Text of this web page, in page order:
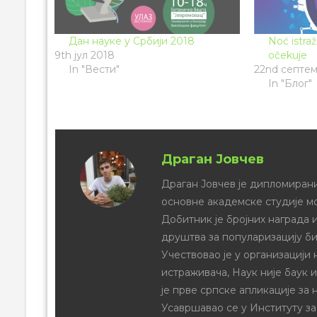
Дан науке у Србији 2018
9th јул 2018
In "Вести"
Noć
očekuje
22nd
In "Блог"
Драган Јовчев
Драган Јовчев је
основне академске студије
Добитник је бројних награда
друштва за популаризацију
Учествовао је у
истраживача, Наук није
је прве српске апликације за
Усавршавао се у Институту